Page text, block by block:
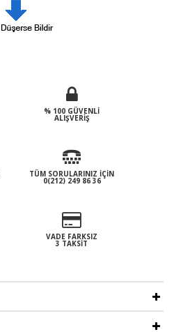
% 100 GÜVENLI
ALIŞVERIŞ
TÜM SORULARINIZ İÇIN
0(212) 249 86 36
VADE FARKSIZ
3 TAKSIT